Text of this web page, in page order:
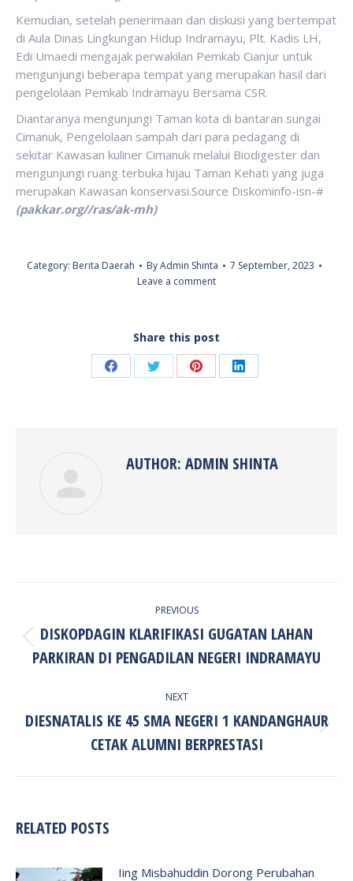
Kemudian, setelah penerimaan dan diskusi yang bertempat
di Aula Dinas Lingkungan Hidup Indramayu, Plt. Kadis LH,
Edi Umaedi mengajak perwakilan Pemkab Cianjur untuk
mengunjungi beberapa tempat yang merupakan hasil dari
pengelolaan Pemkab Indramayu Bersama CSR.
Diantaranya mengunjungi Taman kota di bantaran sungai
Cimanuk, Pengelolaan sampah dari para pedagang di
sekitar Kawasan kuliner Cimanuk melalui Biodigester dan
mengunjungi ruang terbuka hijau Taman Kehati yang juga
merupakan Kawasan konservasi.Source Diskominfo-isn-#
(pakkar.org//ras/ak-mh)
Category: Berita Daerah ByAdmin Shinta
7 September, 2023
Leave a comment
Share this post
Share Share Share Share
AUTHOR: ADMIN SHINTA
PREVIOUS
Previous
post:
DISKOPDAGIN KLARIFIKASI GUGATAN LAHAN
PARKIRAN DI PENGADILAN NEGERI INDRAMAYU
NEXT
Next
post:
DIESNATALIS KE 45 SMA NEGERI 1 KANDANGHAUR
CETAK ALUMNI BERPRESTASI
RELATED POSTS
Iing Misbahuddin Dorong Perubahan